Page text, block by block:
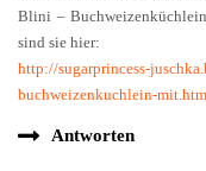
Blini –
sind sie hier:
http://sugarprincess-
buchweizenkuchlein-
Antworten